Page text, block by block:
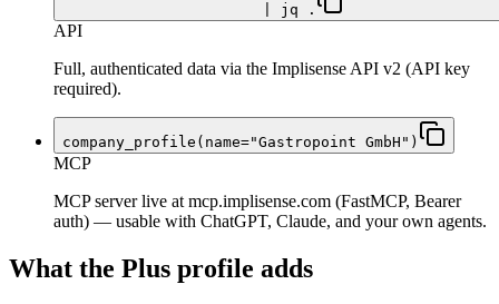
| jq .
API
Full, authenticated data via the Implisense API v2 (API key
required).
company_profile(name="Gastropoint GmbH")
MCP
MCP server live at mcp.implisense.com (FastMCP, Bearer
auth) — usable with ChatGPT, Claude, and your own agents.
What the Plus profile adds